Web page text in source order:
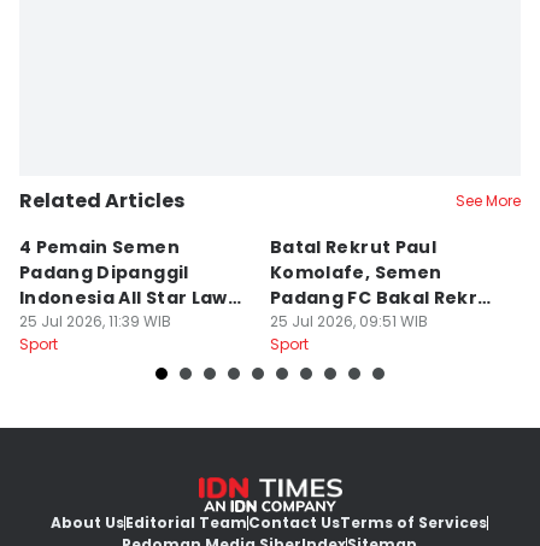
Related Articles See More
4 Pemain Semen
Padang Dipanggil
Indonesia All Star Lawan
Aston Villa
25 Jul 2026, 11:39 WIB
Sport
Batal Rekrut Paul
Komolafe, Semen
Padang FC Bakal Rekrut
Striker Baru
25 Jul 2026, 09:51 WIB
Sport
About UsEditorial TeamContact UsTerms of Services